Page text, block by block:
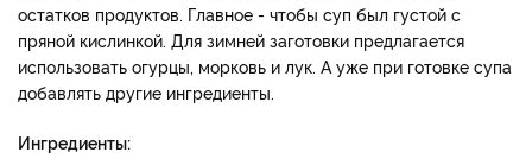
остатков продуктов. Главное - чтобы суп был густой с
пряной кислинкой. Для зимней заготовки предлагается
использовать огурцы, морковь и лук. А уже при готовке супа
добавлять другие ингредиенты.
Ингредиенты: